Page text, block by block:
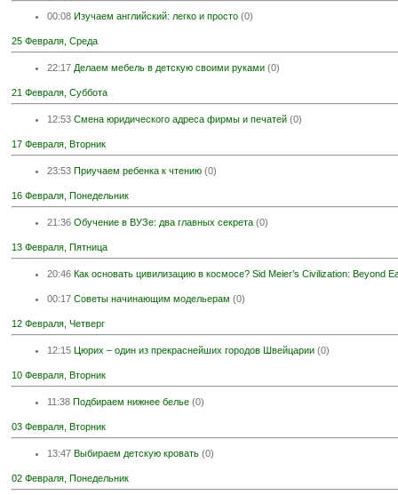
00:08 Изучаем английский: легко и просто (0)
25 Февраля, Среда
22:17 Делаем мебель в детскую своими руками (0)
21 Февраля, Суббота
12:53 Смена юридического адреса фирмы и печатей (0)
17 Февраля, Вторник
23:53 Приучаем ребенка к чтению (0)
16 Февраля, Понедельник
21:36 Обучение в ВУЗе: два главных секрета (0)
13 Февраля, Пятница
20:46 Как основать цивилизацию в космосе? Sid Meier’s Civilization: Beyond
00:17 Советы начинающим модельерам (0)
12 Февраля, Четверг
12:15 Цюрих – один из прекраснейших городов Швейцарии (0)
10 Февраля, Вторник
11:38 Подбираем нижнее белье (0)
03 Февраля, Вторник
13:47 Выбираем детскую кровать (0)
02 Февраля, Понедельник